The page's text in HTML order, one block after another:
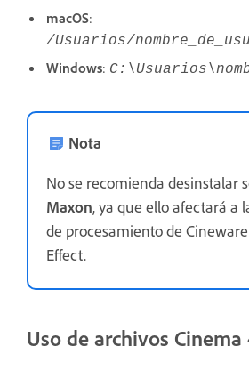
macOS:
/Usuarios/
Windows:
Nota
No se recomienda desinstalar
Maxon, ya que ello afectará a
de procesamiento de
Effect.
Uso de archivos Cinema